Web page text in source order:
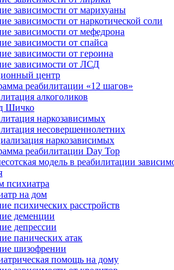
зависимости от марихуаны
зависимости от наркотической соли
зависимости от мефедрона
зависимости от спайса
зависимости от героина
зависимости от ЛСД
центр
реабилитации «12 шагов»
алкоголиков
Шичко
наркозависимых
несовершеннолетних
наркозависимых
реабилитации Day Top
модель в реабилитации
психиатра
на дом
психических расстройств
деменции
депрессии
панических атак
шизофрении
помощь на дому